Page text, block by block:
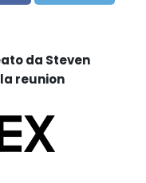
da Steven
reunion